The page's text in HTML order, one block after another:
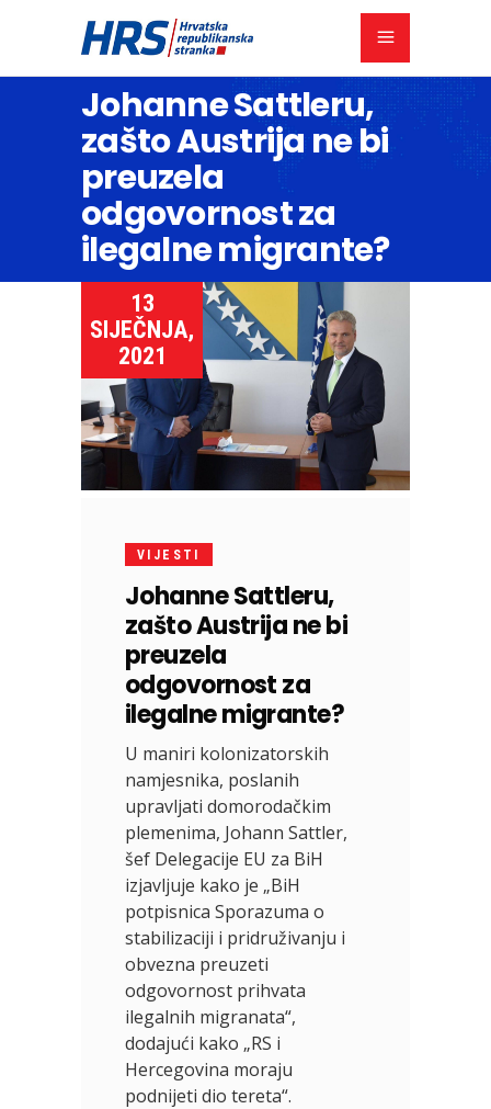
Johanne Sattleru,
zašto Austrija ne bi
preuzela
odgovornost za
ilegalne migrante?
13
SIJEČNJA,
2021
VIJESTI
Johanne Sattleru,
zašto Austrija ne bi
preuzela
odgovornost za
ilegalne migrante?
U maniri kolonizatorskih
namjesnika, poslanih
upravljati domorodačkim
plemenima, Johann Sattler,
šef Delegacije EU za BiH
izjavljuje kako je „BiH
potpisnica Sporazuma o
stabilizaciji i pridruživanju i
obvezna preuzeti
odgovornost prihvata
ilegalnih migranata“,
dodajući kako „RS i
Hercegovina moraju
podnijeti dio tereta“.